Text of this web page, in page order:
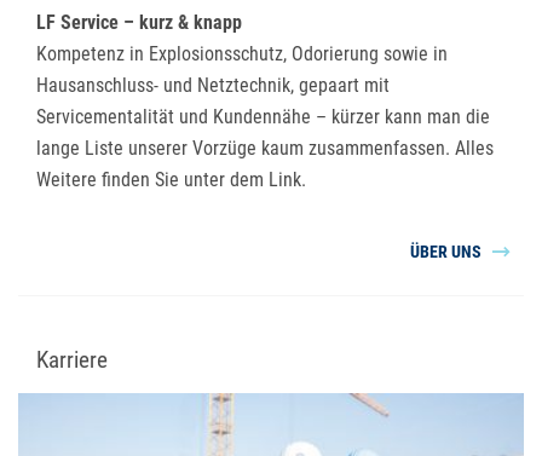
LF Service – kurz & knapp
Kompetenz in Explosionsschutz, Odorierung sowie in
Hausanschluss- und Netztechnik, gepaart mit
Servicementalität und Kundennähe – kürzer kann man die
lange Liste unserer Vorzüge kaum zusammenfassen. Alles
Weitere finden Sie unter dem Link.
ÜBER UNS
Karriere